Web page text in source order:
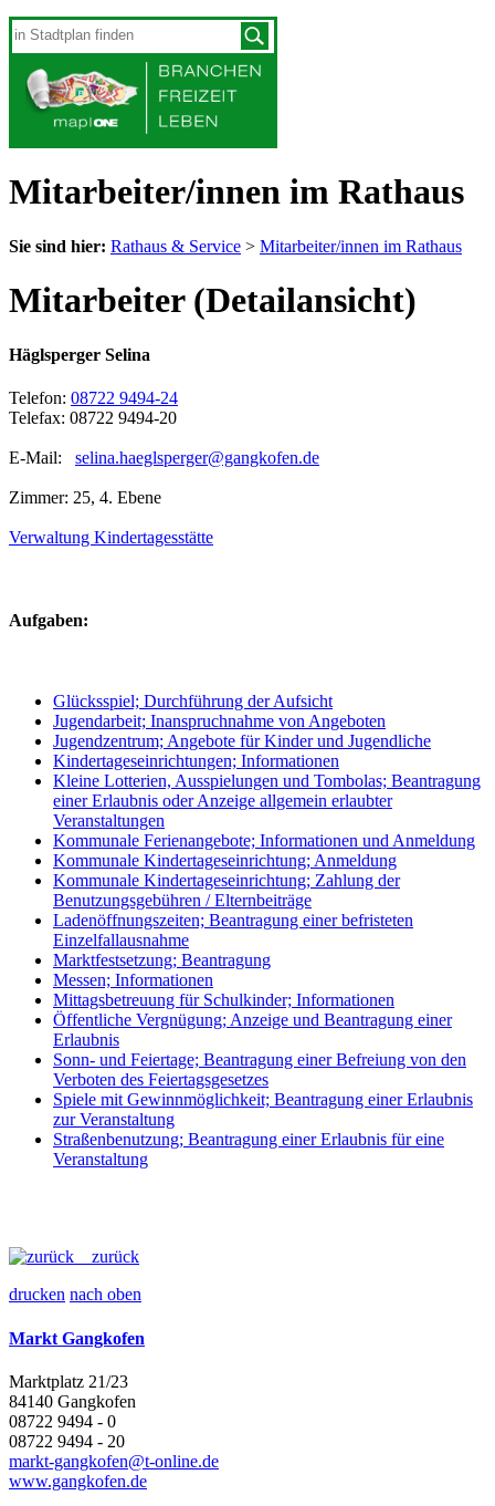
Mitarbeiter/innen im Rathaus
Sie sind hier: Rathaus & Service > Mitarbeiter/innen im Rathaus
Mitarbeiter (Detailansicht)
Häglsperger Selina
Telefon: 08722 9494-24
Telefax: 08722 9494-20
E-Mail: selina.haeglsperger@gangkofen.de
Zimmer: 25, 4. Ebene
Verwaltung Kindertagesstätte
Aufgaben:
Glücksspiel; Durchführung der Aufsicht
Jugendarbeit; Inanspruchnahme von Angeboten
Jugendzentrum; Angebote für Kinder und Jugendliche
Kindertageseinrichtungen; Informationen
Kleine Lotterien, Ausspielungen und Tombolas; Beantragung
einer Erlaubnis oder Anzeige allgemein erlaubter
Veranstaltungen
Kommunale Ferienangebote; Informationen und Anmeldung
Kommunale Kindertageseinrichtung; Anmeldung
Kommunale Kindertageseinrichtung; Zahlung der
Benutzungsgebühren / Elternbeiträge
Ladenöffnungszeiten; Beantragung einer befristeten
Einzelfallausnahme
Marktfestsetzung; Beantragung
Messen; Informationen
Mittagsbetreuung für Schulkinder; Informationen
Öffentliche Vergnügung; Anzeige und Beantragung einer
Erlaubnis
Sonn- und Feiertage; Beantragung einer Befreiung von den
Verboten des Feiertagsgesetzes
Spiele mit Gewinnmöglichkeit; Beantragung einer Erlaubnis
zur Veranstaltung
Straßenbenutzung; Beantragung einer Erlaubnis für eine
Veranstaltung
zurück
drucken nach oben
Markt Gangkofen
Marktplatz 21/23
84140 Gangkofen
08722 9494 - 0
08722 9494 - 20
markt-gangkofen@t-online.de
www.gangkofen.de